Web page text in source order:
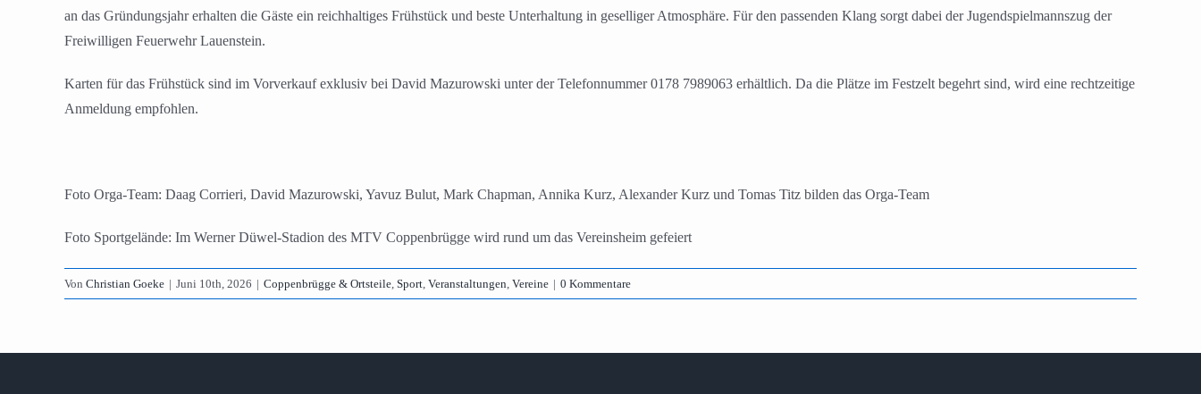
an das Gründungsjahr erhalten die Gäste ein reichhaltiges Frühstück und beste Unterhaltung in geselliger Atmosphäre. Für den passenden Klang sorgt dabei der Jugendspielmannszug der
Freiwilligen Feuerwehr Lauenstein.
Karten für das Frühstück sind im Vorverkauf exklusiv bei David Mazurowski unter der Telefonnummer 0178 7989063 erhältlich. Da die Plätze im Festzelt begehrt sind, wird eine rechtzeitige
Anmeldung empfohlen.
Foto Orga-Team: Daag Corrieri, David Mazurowski, Yavuz Bulut, Mark Chapman, Annika Kurz, Alexander Kurz und Tomas Titz bilden das Orga-Team
Foto Sportgelände: Im Werner Düwel-Stadion des MTV Coppenbrügge wird rund um das Vereinsheim gefeiert
Von Christian Goeke | Juni 10th, 2026 | Coppenbrügge & Ortsteile, Sport, Veranstaltungen, Vereine | 0 Kommentare